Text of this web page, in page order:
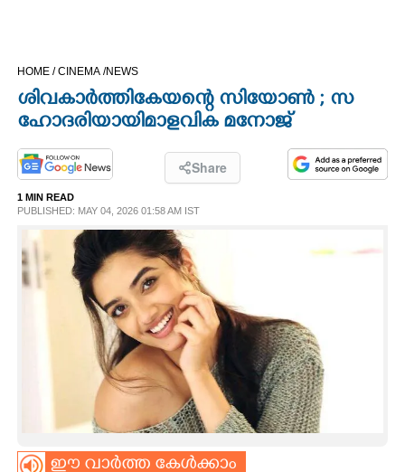
LIFESTYLE
SPIRITUAL
ASTRO
HOME /CINEMA /NEWS
ശി​വ​കാ​ർ​ത്തി​കേ​യ​ന്റെ​ സി​യോൺ ; സ​
ഹോ​ദ​രി​യാ​യി​ മാ​ള​വി​ക​ ​മ​നോ​ജ്
Share
1 MIN READ
PUBLISHED: MAY 04, 2026 01:58 AM IST
ഈ വാർത്ത കേൾക്കാം